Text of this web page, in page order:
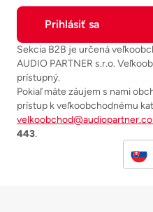
Sekcia B2B je určená
AUDIO PARTNER s.r.o.
prístupný.
Pokiaľ máte záujem s nami
prístup k veľkoobchodnému
443.